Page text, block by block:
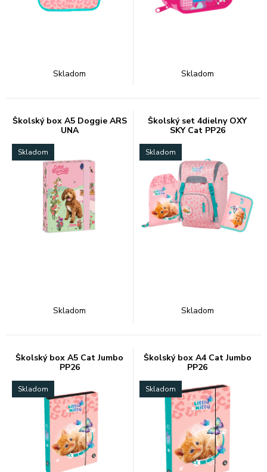
Skladom Skladom
Školský box A5 Doggie ARS
UNA
Skladom
Skladom
Školský set 4dielny OXY
SKY Cat PP26
Skladom
Skladom
Školský box A5 Cat Jumbo
PP26
Skladom
Školský box A4 Cat Jumbo
PP26
Skladom